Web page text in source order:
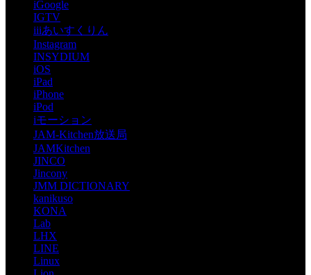
iGoogle
IGTV
iiiあいすくりん
Instagram
INSYDIUM
iOS
iPad
iPhone
iPod
iモーション
JAM-Kitchen放送局
JAMKitchen
JINCO
Jincony
JMM DICTIONARY
kanikuso
KONA
Lab
LHX
LINE
Linux